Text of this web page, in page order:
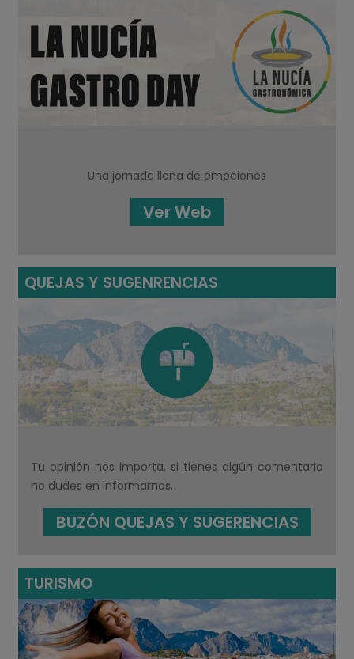
Una jornada llena de emociones
Ver Web
QUEJAS Y SUGENRENCIAS
Tu opinión nos importa, si tienes algún comentario
no dudes en informarnos.
BUZÓN QUEJAS Y SUGERENCIAS
TURISMO